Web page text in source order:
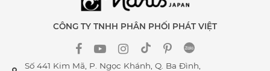
CÔNG TY TNHH PHÂN PHỐI PHÁT VIỆT
Số 441 Kim Mã, P. Ngọc Khánh, Q. Ba Đình,